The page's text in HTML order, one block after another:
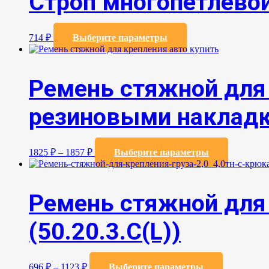
714 ₽ Выберите параметры
товар
имеет
вариаций.
Опции
можно
выбрать
на
Ремень стяжной
резиновыми
1825 ₽ – 1857 ₽ Выберите параметры
товар
имеет
Опции
можно
Ремень стяжной
(50.20.3.C(L))
696 ₽ – 1123 ₽ Выберите параметры